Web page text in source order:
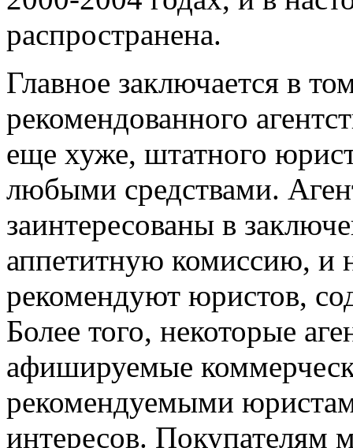
распространена.
Главное заключается в
рекомендованного
еще хуже, штатного
любыми средствами.
заинтересованы в
аппетитную комиссию, и
рекомендуют юристов,
Более того, некоторые
афишируемые
рекомендуемыми
интересов. Покупателям